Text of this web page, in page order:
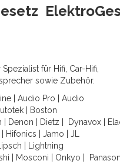
für Hifi, Car-Hifi,
sowie Zubehör.
| Audio Pro
Audio
Boston
Denon Dietz Dynavox
Hifonics Jamo
JL
Lightning
Mosconi Onkyo